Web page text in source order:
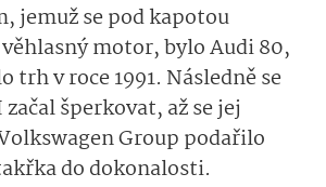
jemuž se pod kapotou
motor, bylo Audi 80,
trh v roce 1991. Následně se
šperkovat, až se jej
Group podařilo
do dokonalosti.